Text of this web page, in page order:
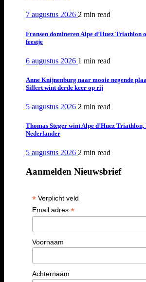
7 augustus 2026 2 min read
Fransen domineren Alpe d’Huez Triathlon
feestje
6 augustus 2026 1 min read
Anne Knijnenburg naar mooie negende
Siffert wint derde keer op rij
5 augustus 2026 2 min read
Thomas Steger wint Alpe d’Huez Triathlon,
Nederlander
5 augustus 2026 2 min read
Aanmelden Nieuwsbrief
*Verplicht veld
Email adres *
Voornaam
Achternaam